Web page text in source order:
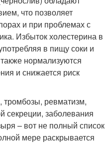
что позволяет
и при проблемах с
Избыток холестерина в
в пищу соки и
нормализуются
и снижается риск
ревматизм,
секреции, заболевания
– вот не полный список
мере раскрывается